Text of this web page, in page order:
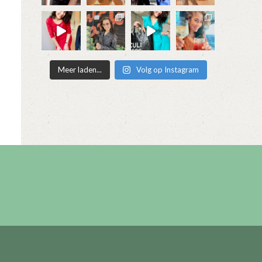
Meer laden... Volg op Instagram